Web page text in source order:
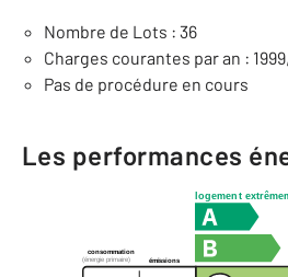
Nombre de Lots : 36
Charges courantes par an :
Pas de procédure en cours
Les performances
logement
consommation
émissions
(énergie primaire)